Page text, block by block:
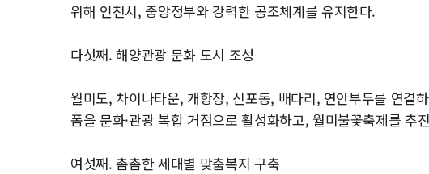
위해 인천시, 중앙정부와 강력한 공조체계를 유지한다.
다섯째. 해양관광 문화 도시 조성
월미도, 차이나타운, 개항장, 신포동, 배다리, 연안부두를 연결
폼을 문화·관광 복합 거점으로 활성화하고, 월미불꽃축제를 추
여섯째. 촘촘한 세대별 맞춤복지 구축